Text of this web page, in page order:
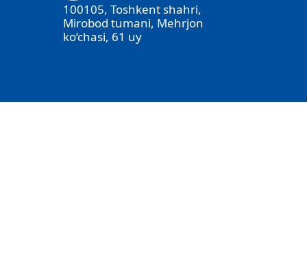
100105, Toshkent shahri,
Mirobod tumani, Mehrjon
ko‘chasi, 61 uy